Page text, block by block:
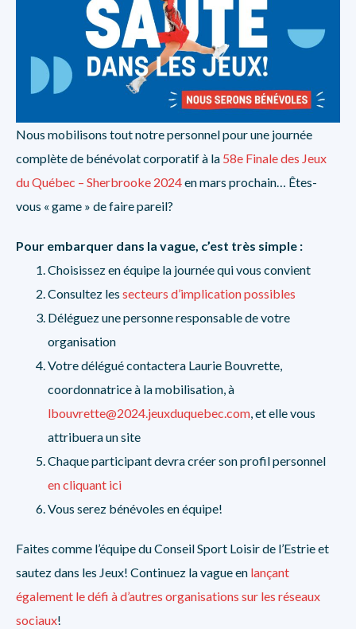
Nous mobilisons tout notre personnel pour une journée
complète de bénévolat corporatif à la 58e Finale des Jeux
du Québec – Sherbrooke 2024en mars prochain… Êtes-
vous « game » de faire pareil?
Pour embarquer dans la vague, c’est très simple :
Choisissez en équipe la journée qui vous convient
Consultez les secteurs d’implication possibles
Déléguez une personne responsable de votre
organisation
Votre délégué contactera Laurie Bouvrette,
coordonnatrice à la mobilisation, à
lbouvrette@2024.jeuxduquebec.com, et elle vous
attribuera un site
Chaque participant devra créer son profil personnel
en cliquant ici
Vous serez bénévoles en équipe!
Faites comme l’équipe du Conseil Sport Loisir de l’Estrie et
sautez dans les Jeux! Continuez la vague en lançant
également le défi à d’autres organisations sur les réseaux
sociaux!